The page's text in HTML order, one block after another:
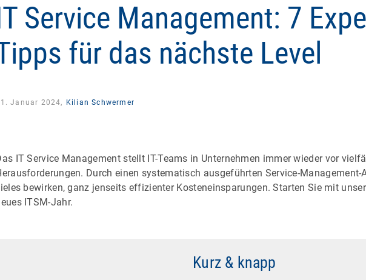
Service Management: 7
für das nächste Level
Januar 2024, Kilian Schwermer
IT Service Management stellt IT-Teams in Unternehmen immer wieder vor
Durch einen systematisch ausgeführten Service-
bewirken, ganz jenseits effizienter Kosteneinsparungen. Starten Sie mit
ITSM-Jahr.
Kurz & knapp